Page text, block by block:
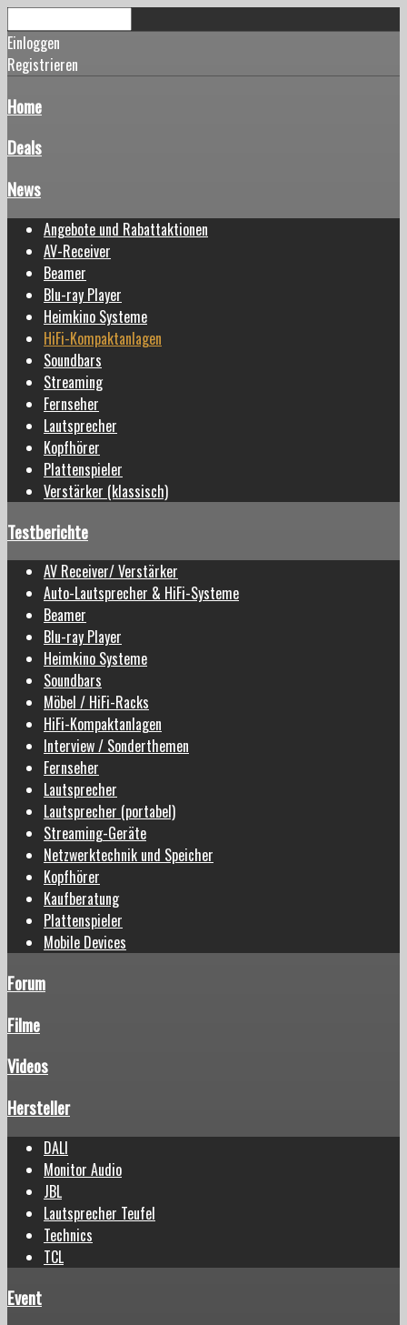
Einloggen
Registrieren
Home
Deals
News
Angebote und Rabattaktionen
AV-Receiver
Beamer
Blu-ray Player
Heimkino Systeme
HiFi-Kompaktanlagen
Soundbars
Streaming
Fernseher
Lautsprecher
Kopfhörer
Plattenspieler
Verstärker (klassisch)
Testberichte
AV Receiver/ Verstärker
Auto-Lautsprecher & HiFi-Systeme
Beamer
Blu-ray Player
Heimkino Systeme
Soundbars
Möbel / HiFi-Racks
HiFi-Kompaktanlagen
Interview / Sonderthemen
Fernseher
Lautsprecher
Lautsprecher (portabel)
Streaming-Geräte
Netzwerktechnik und Speicher
Kopfhörer
Kaufberatung
Plattenspieler
Mobile Devices
Forum
Filme
Videos
Hersteller
DALI
Monitor Audio
JBL
Lautsprecher Teufel
Technics
TCL
Event